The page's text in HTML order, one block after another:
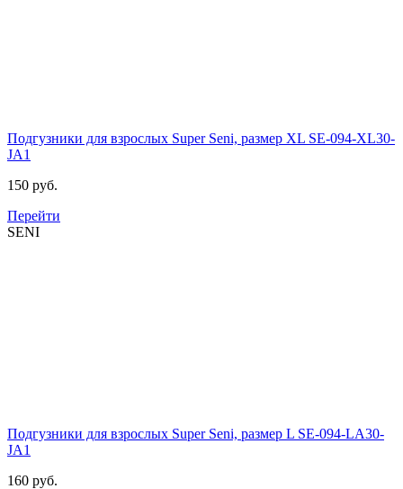
Подгузники для взрослых Super Seni, размер XL SE-094-XL30-
JA1
150 руб.
Перейти
SENI
Подгузники для взрослых Super Seni, размер L SE-094-LА30-
JA1
160 руб.